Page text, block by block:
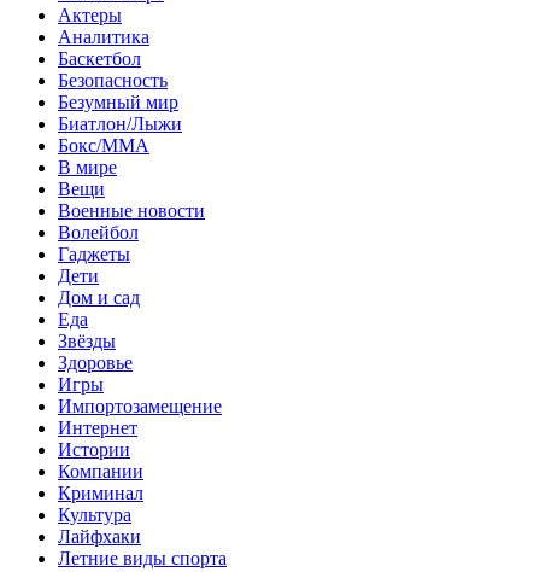
Актеры
Аналитика
Баскетбол
Безопасность
Безумный мир
Биатлон/Лыжи
Бокс/MMA
В мире
Вещи
Военные новости
Волейбол
Гаджеты
Дети
Дом и сад
Еда
Звёзды
Здоровье
Игры
Импортозамещение
Интернет
Истории
Компании
Криминал
Культура
Лайфхаки
Летние виды спорта